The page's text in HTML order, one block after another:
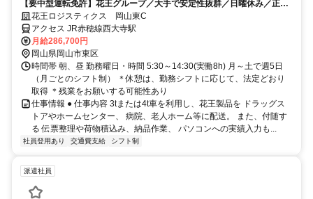
【要中型運転免許】花王グループ／大手で安定性抜群／日曜休み／正社
員登用制度あり
花王ロジスティクス 岡山東C
アクセス JR赤穂線西大寺駅
月給286,700円
岡山県岡山市東区
時間帯 朝、昼 勤務曜日・時間 5:30～14:30(実働8h) 月～土で週5日
（月ごとのシフト制） ＊休憩は、勤務シフトに応じて、法定どおり
取得 ＊残業をお願いする可能性あり
仕事情報 ● 仕事内容 3tまたは4t車を利用し、花王製品を ドラッグス
トアやホームセンター、 病院、老人ホーム等に配送。 また、付随す
る 伝票整理や荷物積込み、納品作業、 パソコンへの実績入力も...
社員登用あり 交通費支給 シフト制
派遣社員